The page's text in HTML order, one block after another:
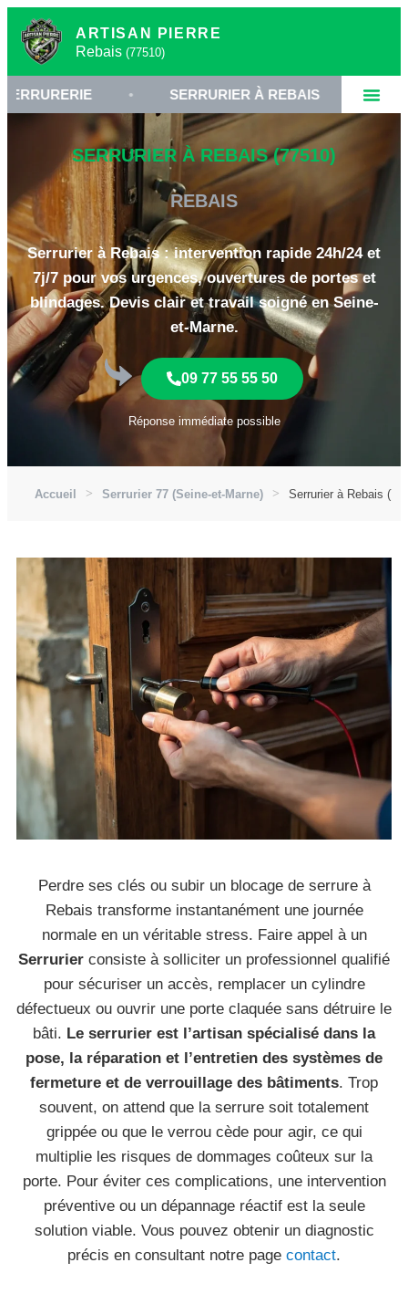
ARTISAN PIERRE
Rebais (77510)
• SERRURIER À REBAIS •
SERRURIER À REBAIS (77510)
REBAIS
Serrurier à Rebais : intervention rapide 24h/24 et
7j/7 pour vos urgences, ouvertures de portes et
blindages. Devis clair et travail soigné en Seine-
et-Marne.
09 77 55 55 50
Réponse immédiate possible
Accueil Serrurier 77 (Seine-et-Marne) Serrurier à Rebais
Perdre ses clés ou subir un blocage de serrure à
Rebais transforme instantanément une journée
normale en un véritable stress. Faire appel à un
Serrurier consiste à solliciter un professionnel qualifié
pour sécuriser un accès, remplacer un cylindre
défectueux ou ouvrir une porte claquée sans détruire le
bâti. Le serrurier est l’artisan spécialisé dans la
pose, la réparation et l’entretien des systèmes de
fermeture et de verrouillage des bâtiments. Trop
souvent, on attend que la serrure soit totalement
grippée ou que le verrou cède pour agir, ce qui
multiplie les risques de dommages coûteux sur la
porte. Pour éviter ces complications, une intervention
préventive ou un dépannage réactif est la seule
solution viable. Vous pouvez obtenir un diagnostic
précis en consultant notre page contact.